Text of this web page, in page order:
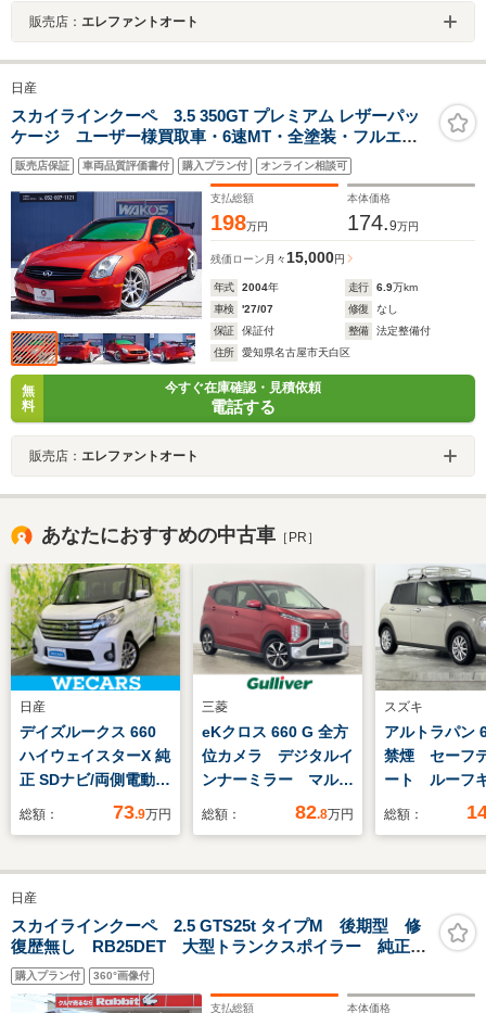
販売店： エレファントオート
日産
スカイラインクーペ 3.5 350GT プレミアム レザーパッ
ケージ ユーザー様買取車・6速MT・全塗装・フルエア
ロ・ローダウン・BOSEサウンド・レザーシート・ブレン
ボキャリパー・SSR20インチAW・SUXONマフラー・タ
ナベ車高調・GTウィング・ETC・パワーシート・シート
販売店保証 車両品質評価書付 購入プラン付 オンライン相談可
支払総額
198万円
本体価格
174.9万円
残価ローン 月々 15,000円
年式 2004年 走行 6.9万km
車検
'27/07 修復
なし
保証
保証付 整備
法定整備付
住所
愛知県名古屋市天白区
無
料
今すぐ在庫確認・見積依頼
電話する
販売店： エレファントオート
あなたにおすすめの中古車 ［PR］
日産
デイズルークス 660
ハイウェイスターX 純
正 SDナビ/両側電動ス
ライドドア/アラウン
HID/ETC/EBD付ABS/
アイドリングストッ
プ/フルセグTV/エアバ
ッグ 運転席/エアバッ
グ 助手席
総額： 73.9万円
三菱
eKクロス 660 G 全方
位カメラ デジタルイ
ンナーミラー マルチ
アラウンドビューモニ
キングセンサー ドラ
ヘッドライト オート
ライト シートヒータ
総額： 82.8万円
スズキ
アルトラパン
禁煙 セーフ
ート ルーフ
ア 純正アル
ト シートヒ
プッシュスタ
正フロアマッ
総額：
日産
スカイラインクーペ 2.5 GTS25t タイプM 後期型 修
復歴無し RB25DET 大型トランクスポイラー 純正16
アルミ 社外マフラー 新車保証書
購入プラン付 360°画像付
支払総額 本体価格